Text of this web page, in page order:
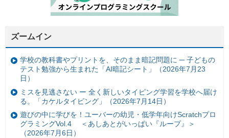
ズームイン
学校の教科書やプリントを、そのまま暗記問題に ─ 子どもの
テスト勉強から生まれた「AI暗記シート」（2026年7月23
日）
ミスを見逃さない ー 全く新しいタイピング学習を学校へ届け
る。「カケルタイピング」（2026年7月14日）
遊びの中に学びを！ユーバーの幼児・低学年向けScratchプロ
グラミングVol.4 ＜あしあとがいっぱい『ループ』＞
（2026年7月6日）